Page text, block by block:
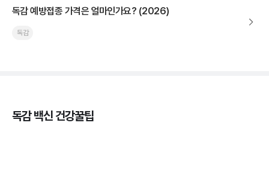
독감 예방접종 가격은 얼마인가요? (2026)
독감
독감 백신 건강꿀팁